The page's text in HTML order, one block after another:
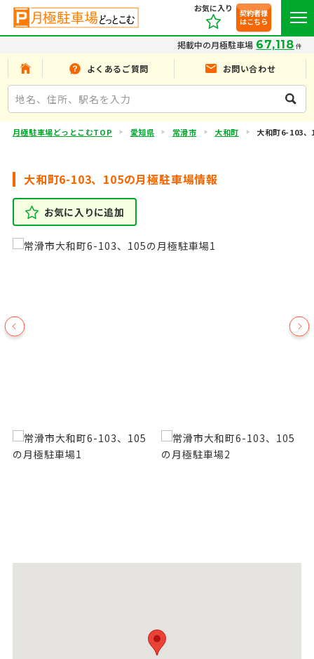
お気に入り
契約者様
はこちら
掲載中の月極駐車場 67,118 件
よくあるご質問 お問い合わせ
月極駐車場どっとこむTOP 愛知県 常滑市 大和町 大和町6-103、
大和町6-103、105の月極駐車場情報
お気に入りに追加